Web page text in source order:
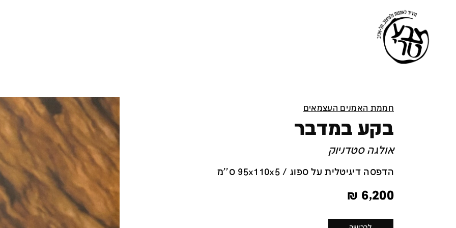
חממת האמנים העצמאים
בקע במדבר
אולגה סטדניוק
הדפסה דיגיטלית על ספוג / 95x110x5 ס''מ
6,200
₪